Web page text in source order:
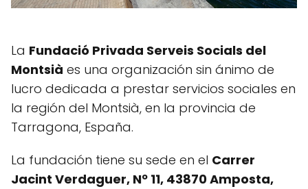
La Fundació Privada Serveis Socials del
Montsià es una organización sin ánimo de
lucro dedicada a prestar servicios sociales en
la región del Montsià, en la provincia de
Tarragona, España.
La fundación tiene su sede en el Carrer
Jacint Verdaguer, Nº 11, 43870 Amposta,